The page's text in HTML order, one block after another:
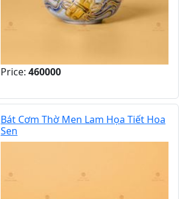
Price: 460000
Bát Cơm Thờ Men Lam Họa Tiết Hoa
Sen